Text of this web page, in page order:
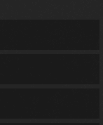
mà cả giới
gắt nhưng